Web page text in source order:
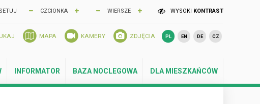
CZCIONKA WIERSZE WYSOKI KONTRAST
MAPA KAMERY ZDJĘCIA PL EN DE CZ
INFORMATOR BAZA NOCLEGOWA DLA MIESZKAŃCÓW